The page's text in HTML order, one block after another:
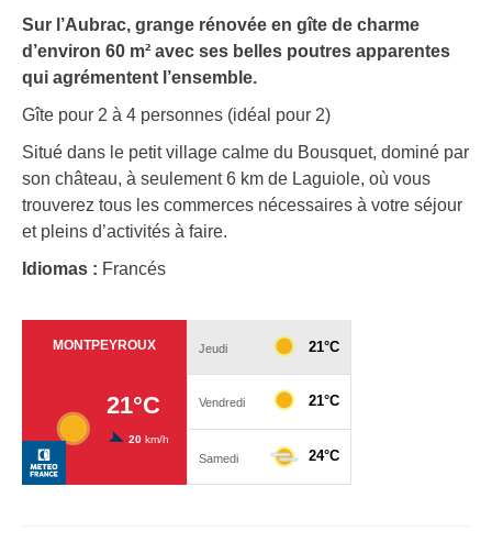
Sur l’Aubrac, grange rénovée en gîte de charme
d’environ 60 m² avec ses belles poutres apparentes
qui agrémentent l’ensemble.
Gîte pour 2 à 4 personnes (idéal pour 2)
Situé dans le petit village calme du Bousquet, dominé par
son château, à seulement 6 km de Laguiole, où vous
trouverez tous les commerces nécessaires à votre séjour
et pleins d’activités à faire.
Idiomas : Francés